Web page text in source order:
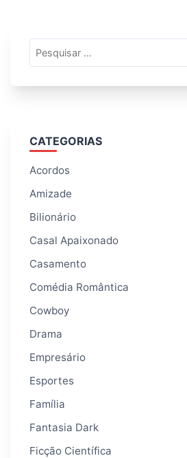
por:
CATEGORIAS
Acordos
Amizade
Bilionário
Casal Apaixonado
Casamento
Comédia Romântica
Cowboy
Drama
Empresário
Esportes
Família
Fantasia Dark
Ficção Científica